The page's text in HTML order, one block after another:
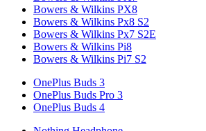
Bowers & Wilkins PX8
Bowers & Wilkins Px8 S2
Bowers & Wilkins Px7 S2E
Bowers & Wilkins Pi8
Bowers & Wilkins Pi7 S2
OnePlus Buds 3
OnePlus Buds Pro 3
OnePlus Buds 4